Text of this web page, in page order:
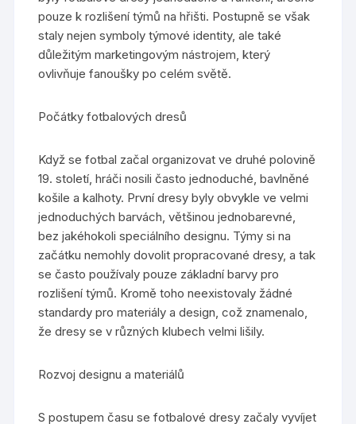
pouze k rozlišení týmů na hřišti. Postupně se však
staly nejen symboly týmové identity, ale také
důležitým marketingovým nástrojem, který
ovlivňuje fanoušky po celém světě.
Počátky fotbalových dresů
Když se fotbal začal organizovat ve druhé polovině
19. století, hráči nosili často jednoduché, bavlněné
košile a kalhoty. První dresy byly obvykle ve velmi
jednoduchých barvách, většinou jednobarevné,
bez jakéhokoli speciálního designu. Týmy si na
začátku nemohly dovolit propracované dresy, a tak
se často používaly pouze základní barvy pro
rozlišení týmů. Kromě toho neexistovaly žádné
standardy pro materiály a design, což znamenalo,
že dresy se v různých klubech velmi lišily.
Rozvoj designu a materiálů
S postupem času se fotbalové dresy začaly vyvíjet